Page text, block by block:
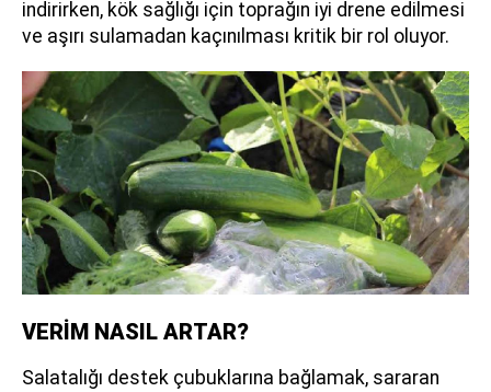
indirirken, kök sağlığı için toprağın iyi drene edilmesi
ve aşırı sulamadan kaçınılması kritik bir rol oluyor.
VERİM NASIL ARTAR?
Salatalığı destek çubuklarına bağlamak, sararan